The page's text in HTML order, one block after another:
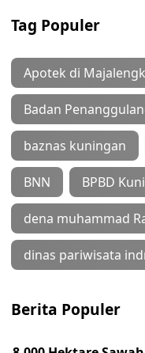
Tag Populer
Apotek di
Badan
baznas kuningan
BNN BPBD
dena muhammad
dinas pariwisata
Berita Populer